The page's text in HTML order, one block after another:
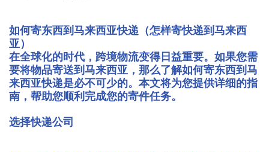
如何寄东西到马来西亚快递（怎样寄快递到马来西
亚）
在全球化的时代，跨境物流变得日益重要。如果您需
要将物品寄送到马来西亚，那么了解如何寄东西到马
来西亚快递是必不可少的。本文将为您提供详细的指
南，帮助您顺利完成您的寄件任务。
选择快递公司